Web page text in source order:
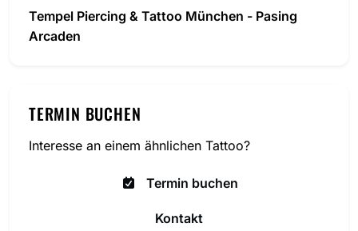
Tempel Piercing & Tattoo München - Pasing
Arcaden
TERMIN BUCHEN
Interesse an einem ähnlichen Tattoo?
Termin buchen
Kontakt